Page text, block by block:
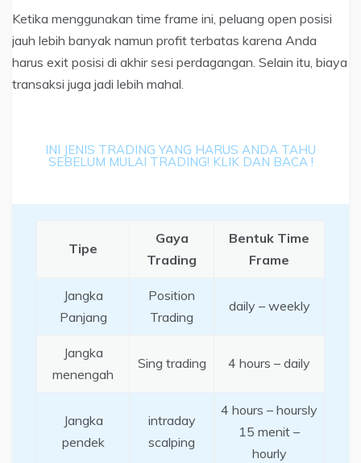
Ketika menggunakan time frame ini, peluang open posisi
jauh lebih banyak namun profit terbatas karena Anda
harus exit posisi di akhir sesi perdagangan. Selain itu, biaya
transaksi juga jadi lebih mahal.
INI JENIS TRADING YANG HARUS ANDA TAHU
SEBELUM MULAI TRADING! KLIK DAN BACA !
Tipe
Gaya
Trading
Bentuk Time
Frame
Jangka
Panjang
Position
Trading
daily – weekly
Jangka
menengah
Sing trading 4 hours – daily
Jangka
pendek
intraday
scalping
4 hours – hoursly
15 menit –
hourly